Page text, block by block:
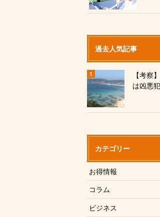
過去人気記事
【考察
は凶悪
カテゴリー
お得情報
コラム
ビジネス